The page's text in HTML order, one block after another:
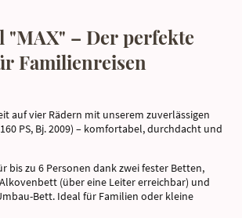
"MAX" – Der perfekte
Familienreisen
auf vier Rädern mit unserem zuverlässigen
PS, Bj. 2009) – komfortabel, durchdacht und
bis zu 6 Personen dank zwei fester Betten,
(über eine Leiter erreichbar) und
Bett. Ideal für Familien oder kleine